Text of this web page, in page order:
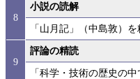
8
小説の読解
「山月記」（中島敦）
9
評論の精読
「科学・技術の歴史の